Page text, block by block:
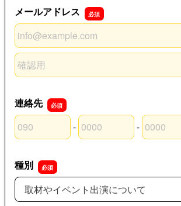
メールアドレス
メールアドレス
メールアドレスの確認用
連絡先
連絡先の市外局番
-
連絡先の市内局番 -
連絡先の加入者番号
種別
種別